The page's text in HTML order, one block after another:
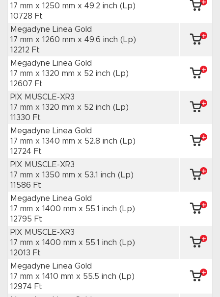
17 mm x 1250 mm x 49.2 inch (Lp)
10728 Ft
Megadyne Linea Gold
17 mm x 1260 mm x 49.6 inch (Lp)
12212 Ft
Megadyne Linea Gold
17 mm x 1320 mm x 52 inch (Lp)
12607 Ft
PIX MUSCLE-XR3
17 mm x 1320 mm x 52 inch (Lp)
11330 Ft
Megadyne Linea Gold
17 mm x 1340 mm x 52.8 inch (Lp)
12724 Ft
PIX MUSCLE-XR3
17 mm x 1350 mm x 53.1 inch (Lp)
11586 Ft
Megadyne Linea Gold
17 mm x 1400 mm x 55.1 inch (Lp)
12795 Ft
PIX MUSCLE-XR3
17 mm x 1400 mm x 55.1 inch (Lp)
12013 Ft
Megadyne Linea Gold
17 mm x 1410 mm x 55.5 inch (Lp)
12974 Ft